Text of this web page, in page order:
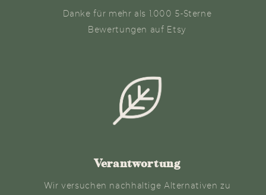
Danke für mehr als 1.000 5-Sterne
Bewertungen auf Etsy
Verantwortung
Wir versuchen nachhaltige Alternativen zu